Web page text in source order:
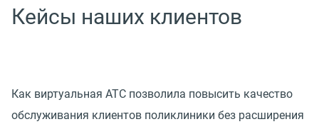
Кейсы наших клиентов
Как виртуальная АТС позволила повысить качество
обслуживания клиентов поликлиники без расширения